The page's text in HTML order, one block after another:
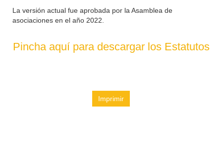
La versión actual fue aprobada por la Asamblea de
asociaciones en el año 2022.
Pincha aquí para descargar los Estatutos
Imprimir